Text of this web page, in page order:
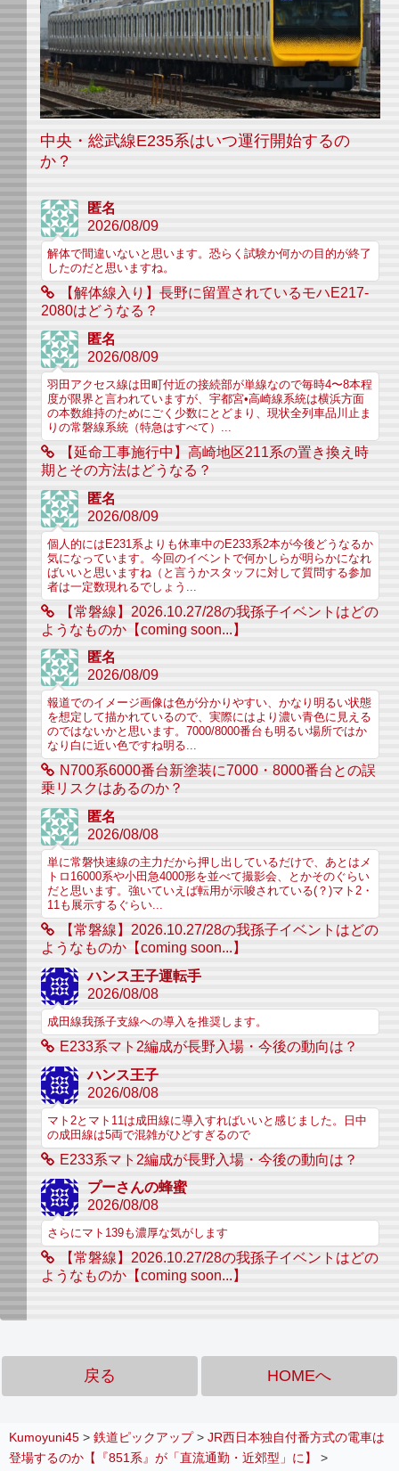
中央・総武線E235系はいつ運行開始するの
か？
匿名
2026/08/09
解体で間違いないと思います。恐らく試験か何かの目的が終了
したのだと思いますね。
【解体線入り】長野に留置されているモハE217-
2080はどうなる？
匿名
2026/08/09
羽田アクセス線は田町付近の接続部が単線なので毎時4〜8本程
度が限界と言われていますが、宇都宮•高崎線系統は横浜方面
の本数維持のためにごく少数にとどまり、現状全列車品川止ま
りの常磐線系統（特急はすべて）...
【延命工事施行中】高崎地区211系の置き換え時
期とその方法はどうなる？
匿名
2026/08/09
個人的にはE231系よりも休車中のE233系2本が今後どうなるか
気になっています。今回のイベントで何かしらが明らかになれ
ばいいと思いますね（と言うかスタッフに対して質問する参加
者は一定数現れるでしょう...
【常磐線】2026.10.27/28の我孫子イベントはどの
ようなものか【coming soon...】
匿名
2026/08/09
報道でのイメージ画像は色が分かりやすい、かなり明るい状態
を想定して描かれているので、実際にはより濃い青色に見える
のではないかと思います。7000/8000番台も明るい場所ではか
なり白に近い色ですね明る...
N700系6000番台新塗装に7000・8000番台との誤
乗リスクはあるのか？
匿名
2026/08/08
単に常磐快速線の主力だから押し出しているだけで、あとはメ
トロ16000系や小田急4000形を並べて撮影会、とかそのぐらい
だと思います。強いていえば転用が示唆されている(？)マト2・
11も展示するぐらい...
【常磐線】2026.10.27/28の我孫子イベントはどの
ようなものか【coming soon...】
ハンス王子運転手
2026/08/08
成田線我孫子支線への導入を推奨します。
E233系マト2編成が長野入場・今後の動向は？
ハンス王子
2026/08/08
マト2とマト11は成田線に導入すればいいと感じました。日中
の成田線は5両で混雑がひどすぎるので
E233系マト2編成が長野入場・今後の動向は？
プーさんの蜂蜜
2026/08/08
さらにマト139も濃厚な気がします
【常磐線】2026.10.27/28の我孫子イベントはどの
ようなものか【coming soon...】
戻る HOMEへ
Kumoyuni45 > 鉄道ピックアップ> JR西日本独自付番方式の電車は
登場するのか【『851系』が「直流通勤・近郊型」に】
>